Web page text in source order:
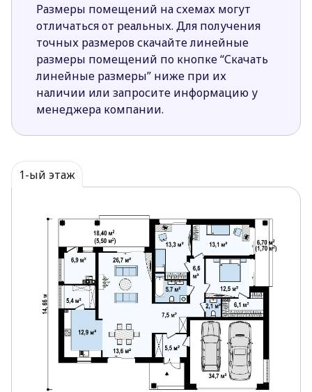
любопытных взглядов гостей.
Расположение кухни в стороне от гостиной,
позволяет скрыть особенности домашнего
быта от зоны отдыха, но в тоже время
предоставляет быстрый доступ к столовой,
зрительно увеличивая его площадь.
Расположение выходов на террасу в каждой
комнате создает возможность более удобного
пространства вокруг дома.
Крытая терраса послужит прекрасным
Большие площади остекления дают
возможность большему количеству солнечного
света проникать в комнаты, и создают
гармоничное сочетание внешнего и
внутреннего пространства.
Расположение больших и удобных
хозяйственных помещений в одном блоке
рядом с кухней делает их более удобными и
функциональными.
Ванная комната удобно вмещает в себя
прачечную.
Размеры помещений на схемах могут
отличаться от реальных. Для получения
точных размеров скачайте линейные
размеры помещений по кнопке “Скачать
линейные размеры” ниже при их
наличии или запросите информацию у
менеджера компании.
1-ый этаж